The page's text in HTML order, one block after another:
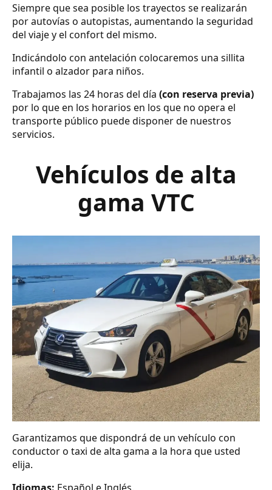
Siempre que sea posible los trayectos se realizarán
por autovías o autopistas, aumentando la seguridad
del viaje y el confort del mismo.
Indicándolo con antelación colocaremos una sillita
infantil o alzador para niños.
Trabajamos las 24 horas del día (con reserva previa)
por lo que en los horarios en los que no opera el
transporte público puede disponer de nuestros
servicios.
Vehículos de alta
gama VTC
Garantizamos que dispondrá de un vehículo con
conductor o taxi de alta gama a la hora que usted
elija.